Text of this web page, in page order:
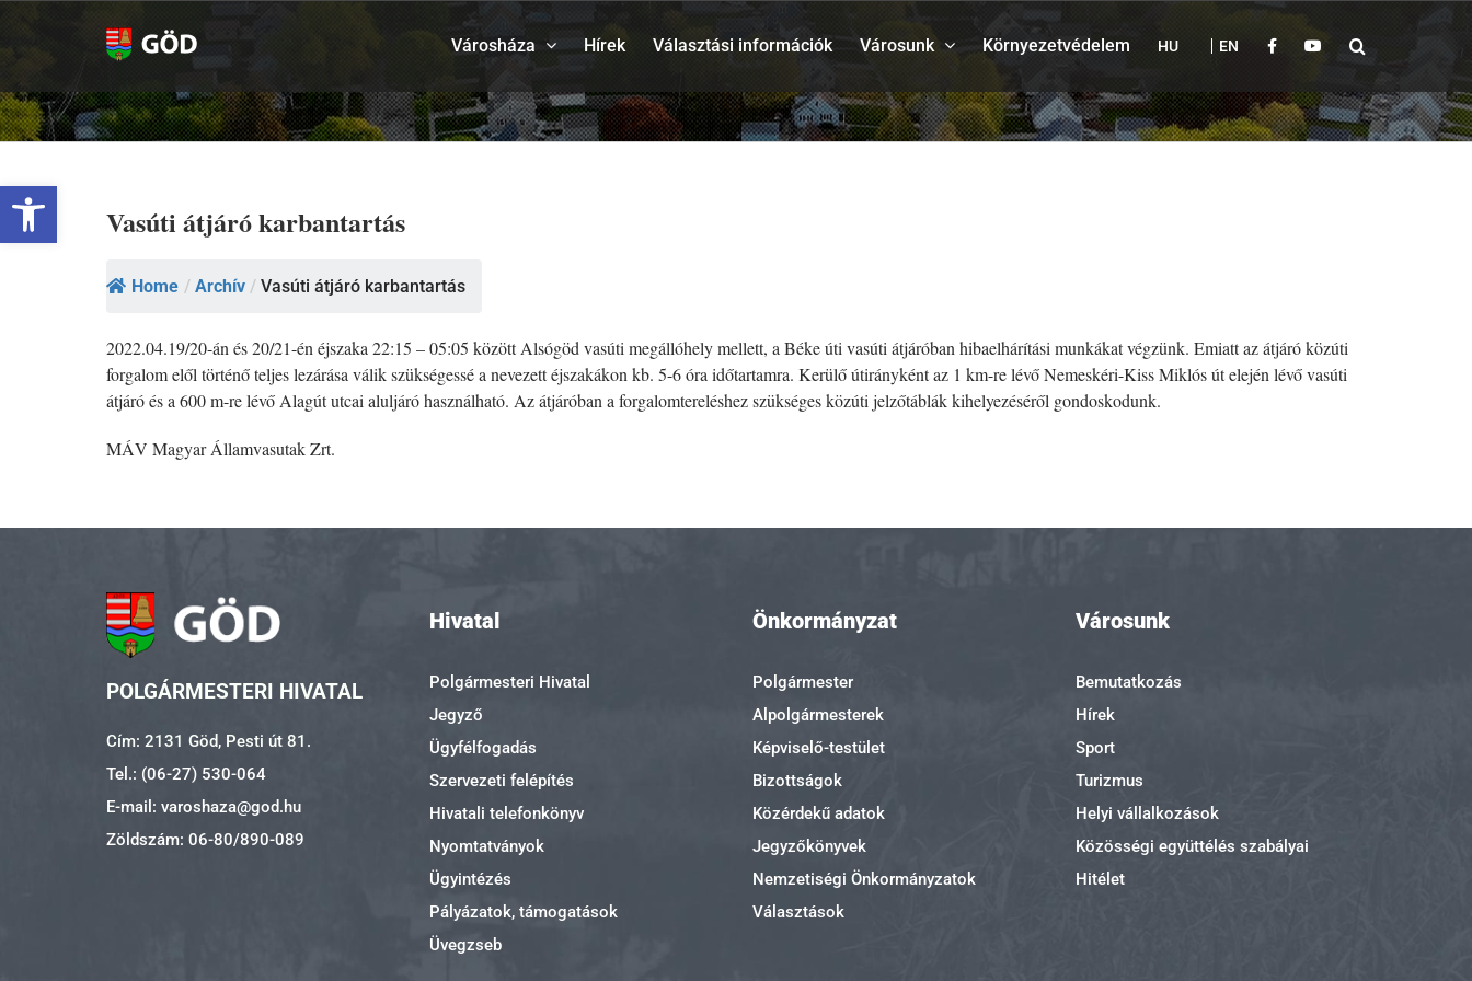
Eszköztár megnyitása
Városháza Hírek Választási információk Városunk Környezetvédelem HU EN
Vasúti átjáró karbantartás
Home / Archív / Vasúti átjáró karbantartás
2022.04.19/20-án és 20/21-én éjszaka 22:15 – 05:05 között Alsógöd vasúti megállóhely mellett, a Béke úti vasúti átjáróban hibaelhárítási munkákat végzünk. Emiatt az átjáró közúti
forgalom elől történő teljes lezárása válik szükségessé a nevezett éjszakákon kb. 5-6 óra időtartamra. Kerülő útirányként az 1 km-re lévő Nemeskéri-Kiss Miklós út elején lévő vasúti
átjáró és a 600 m-re lévő Alagút utcai aluljáró használható. Az átjáróban a forgalomtereléshez szükséges közúti jelzőtáblák kihelyezéséről gondoskodunk.
MÁV Magyar Államvasutak Zrt.
POLGÁRMESTERI HIVATAL
Cím: 2131 Göd, Pesti út 81.
Tel.: (06-27) 530-064
E-mail: varoshaza@god.hu
Zöldszám: 06-80/890-089
Hivatal
Polgármesteri Hivatal
Jegyző
Ügyfélfogadás
Szervezeti felépítés
Hivatali telefonkönyv
Nyomtatványok
Ügyintézés
Pályázatok, támogatások
Üvegzseb
Önkormányzat
Polgármester
Alpolgármesterek
Képviselő-testület
Bizottságok
Közérdekű adatok
Jegyzőkönyvek
Nemzetiségi Önkormányzatok
Választások
Városunk
Bemutatkozás
Hírek
Sport
Turizmus
Helyi vállalkozások
Közösségi együttélés szabályai
Hitélet